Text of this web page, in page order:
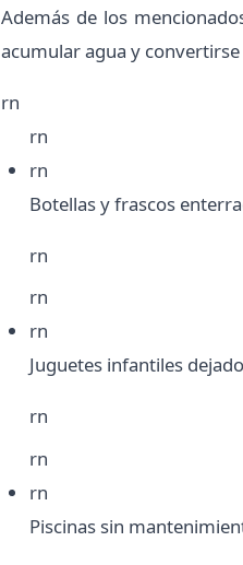
Además de los
acumular agua y
rn
rn
rn
Botellas y frascos
rn
rn
rn
Juguetes infantiles
rn
rn
rn
Piscinas sin